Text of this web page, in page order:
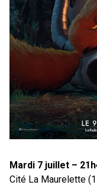
Mardi 7 juillet –
Cité La Maurelette